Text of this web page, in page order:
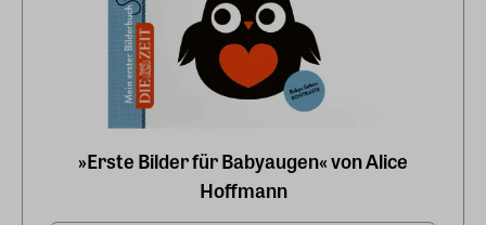
»Erste Bilder für Babyaugen« von Alice
Hoffmann